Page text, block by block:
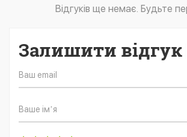
Відгуків ще немає. Будьте
Залишити відгук